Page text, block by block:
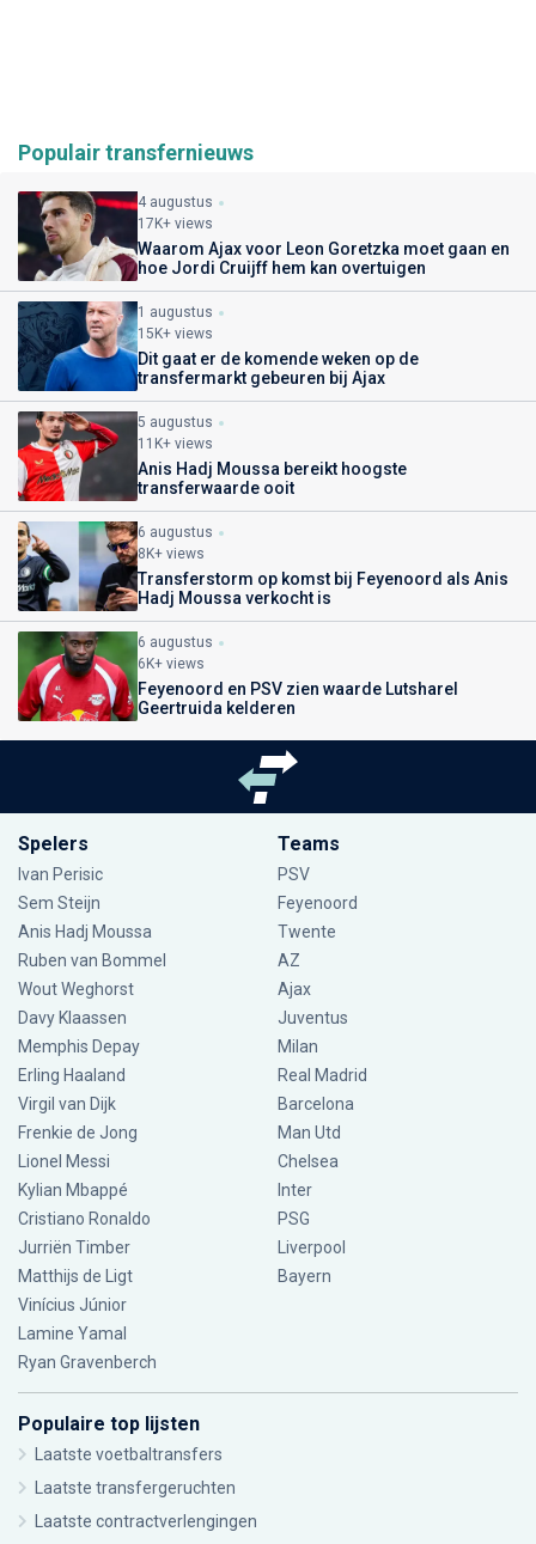
Populair transfernieuws
4 augustus
17K+ views
Waarom Ajax voor Leon Goretzka moet gaan en
hoe Jordi Cruijff hem kan overtuigen
1 augustus
15K+ views
Dit gaat er de komende weken op de
transfermarkt gebeuren bij Ajax
5 augustus
11K+ views
Anis Hadj Moussa bereikt hoogste
transferwaarde ooit
6 augustus
8K+ views
Transferstorm op komst bij Feyenoord als Anis
Hadj Moussa verkocht is
6 augustus
6K+ views
Feyenoord en PSV zien waarde Lutsharel
Geertruida kelderen
Spelers
Ivan Perisic
Sem Steijn
Anis Hadj Moussa
Ruben van Bommel
Wout Weghorst
Davy Klaassen
Memphis Depay
Erling Haaland
Virgil van Dijk
Frenkie de Jong
Lionel Messi
Kylian Mbappé
Cristiano Ronaldo
Jurriën Timber
Matthijs de Ligt
Vinícius Júnior
Lamine Yamal
Ryan Gravenberch
Teams
PSV
Feyenoord
Twente
AZ
Ajax
Juventus
Milan
Real Madrid
Barcelona
Man Utd
Chelsea
Inter
PSG
Liverpool
Bayern
Populaire top lijsten
Laatste voetbaltransfers
Laatste transfergeruchten
Laatste contractverlengingen